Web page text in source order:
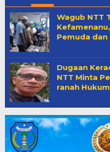
Wagub NTT
Pemuda dan
Dugaan
NTT Minta
ranah Hukum